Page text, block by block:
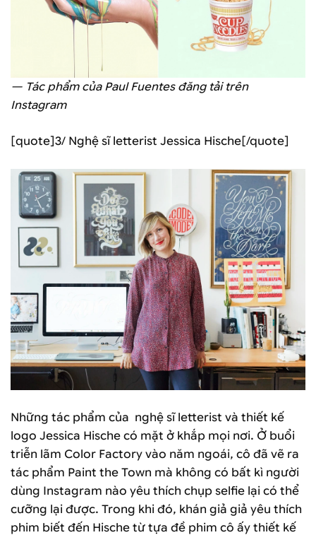
— Tác phẩm của Paul Fuentes đăng tải trên
Instagram
[quote]3/ Nghệ sĩ letterist Jessica Hische[/quote]
Những tác phẩm của nghệ sĩ letterist và thiết kế
logo Jessica Hische có mặt ở khắp mọi nơi. Ở buổi
triễn lãm Color Factory vào năm ngoái, cô đã vẽ ra
tác phẩm Paint the Town mà không có bất kì người
dùng Instagram nào yêu thích chụp selfie lại có thể
cưỡng lại được. Trong khi đó, khán giả giả yêu thích
phim biết đến Hische từ tựa đề phim cô ấy thiết kế